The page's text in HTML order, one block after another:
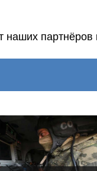
наших